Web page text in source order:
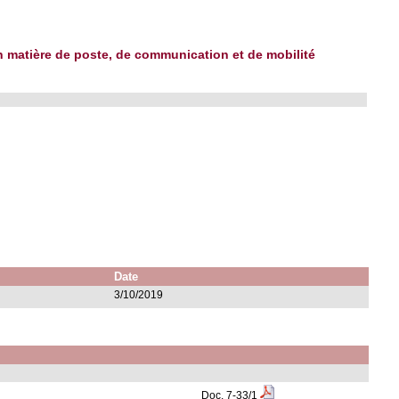
de poste, de communication et de mobilité
Date
3/10/2019
Doc.7-33/1